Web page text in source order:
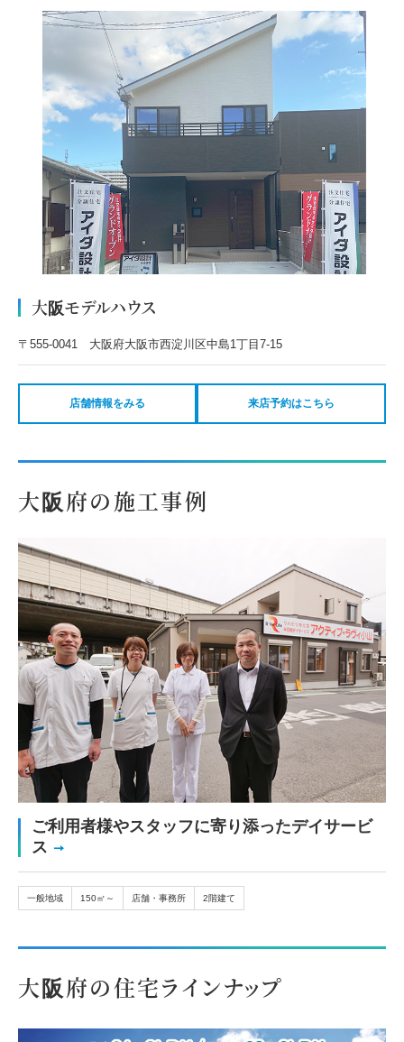
大阪モデルハウス
〒555-0041 大阪府大阪市西淀川区中島1丁目7-15
店舗情報をみる 来店予約はこちら
大阪府の施工事例
ご利用者様やスタッフに寄り添ったデイサービ
ス
一般地域 150㎡～ 店舗・事務所 2階建て
大阪府の住宅ラインナップ